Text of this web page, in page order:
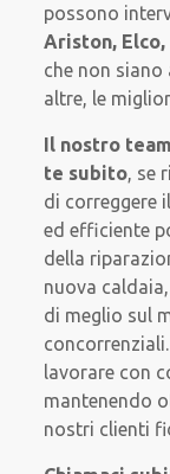
possono
Ariston,
che non
altre, le
Il nostro
te subito, se
di correggere
ed efficiente
della
nuova
di meglio sul
lavorare con
mantenendo
nostri clienti